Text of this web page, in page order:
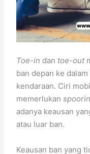
Toe-in dan toe-out
ban depan ke
kendaraan. Ciri
memerlukan
adanya keausan
atau luar ban.
Keausan ban yang